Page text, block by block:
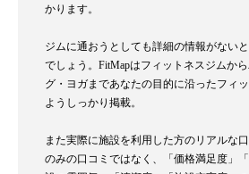
かります。
ジムに通おうとしても詳細の情報がない
でしょう。FitMapはフィットネスジムか
グ・ヨガまであなたの目的に沿ったフィ
ようしっかり掲載。
また実際に施設を利用した方のリアルな
のみの口コミではなく、「価格満足度」